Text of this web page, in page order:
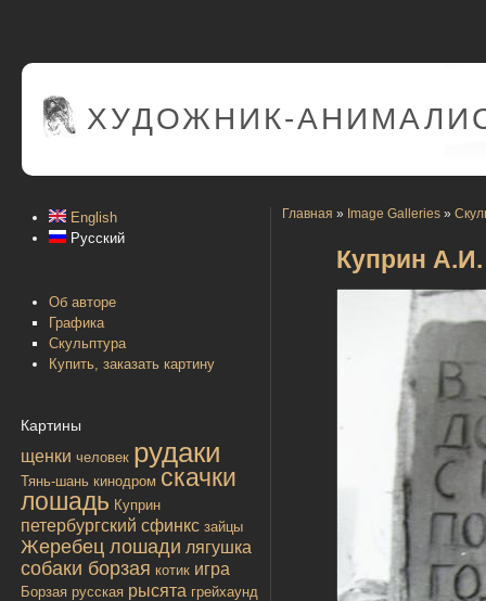
ХУДОЖНИК-
English
Русский
Об авторе
Графика
Скульптура
Купить, заказать картину
Картины
щенки человек рудаки
Тянь-шань кинодром скачки
лошадь Куприн
петербургский сфинкс зайцы
Жеребец лошади лягушка
собаки борзая котик игра
Борзая русская рысята грейхаунд
Главная » Image Galleries »
Куприн